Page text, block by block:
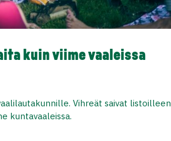
kuin viime vaaleissa
Vihreät saivat listoilleen
kuntavaaleissa.